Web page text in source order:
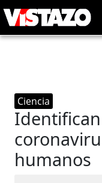
Ciencia
humanos